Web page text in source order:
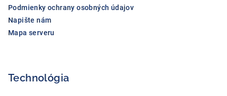
Podmienky ochrany osobných údajov
Napište nám
Mapa serveru
Technológia